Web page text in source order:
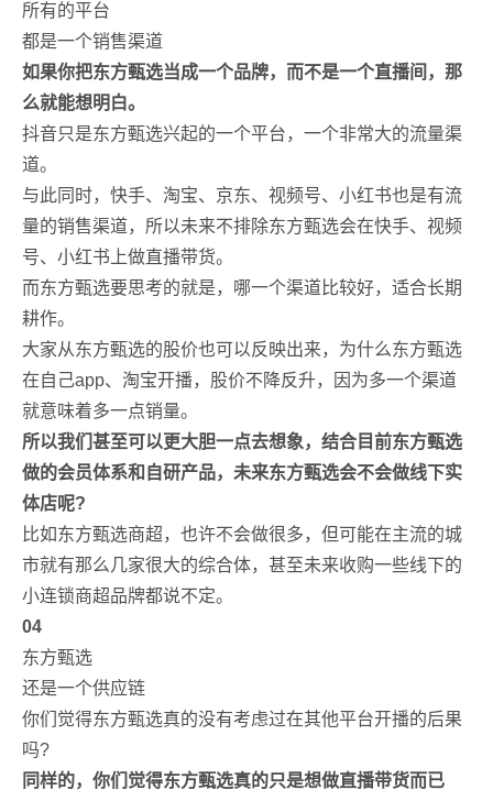
所有的平台
都是一个销售渠道
如果你把东方甄选当成一个品牌，而不是一个直播间，那
么就能想明白。
抖音只是东方甄选兴起的一个平台，一个非常大的流量渠
道。
与此同时，快手、淘宝、京东、视频号、小红书也是有流
量的销售渠道，所以未来不排除东方甄选会在快手、视频
号、小红书上做直播带货。
而东方甄选要思考的就是，哪一个渠道比较好，适合长期
耕作。
大家从东方甄选的股价也可以反映出来，为什么东方甄选
在自己app、淘宝开播，股价不降反升，因为多一个渠道
就意味着多一点销量。
所以我们甚至可以更大胆一点去想象，结合目前东方甄选
做的会员体系和自研产品，未来东方甄选会不会做线下实
体店呢?
比如东方甄选商超，也许不会做很多，但可能在主流的城
市就有那么几家很大的综合体，甚至未来收购一些线下的
小连锁商超品牌都说不定。
04
东方甄选
还是一个供应链
你们觉得东方甄选真的没有考虑过在其他平台开播的后果
吗?
同样的，你们觉得东方甄选真的只是想做直播带货而已